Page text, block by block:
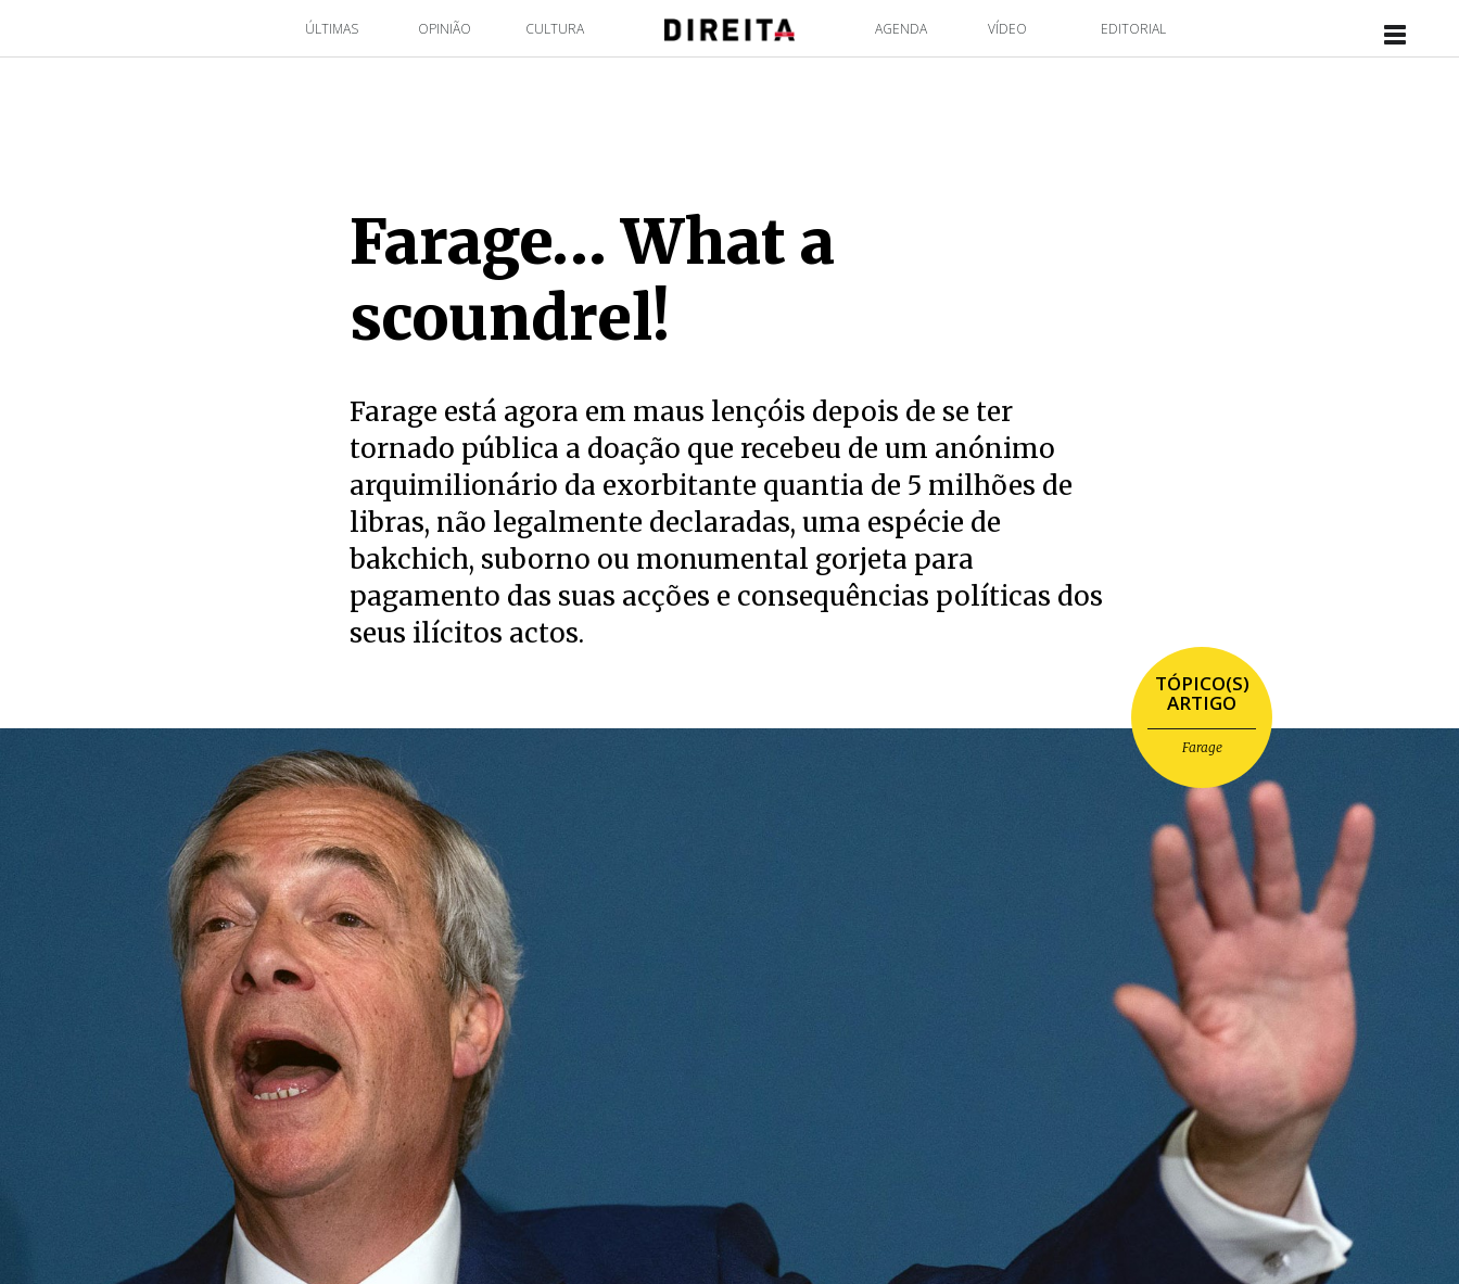
ÚLTIMAS OPINIÃO CULTURA AGENDA VÍDEO EDITORIAL
Farage… What a
scoundrel!
Farage está agora em maus lençóis depois de se ter
tornado pública a doação que recebeu de um anónimo
arquimilionário da exorbitante quantia de 5 milhões de
libras, não legalmente declaradas, uma espécie de
bakchich, suborno ou monumental gorjeta para
pagamento das suas acções e consequências políticas dos
seus ilícitos actos.
TÓPICO(S)
ARTIGO
Farage